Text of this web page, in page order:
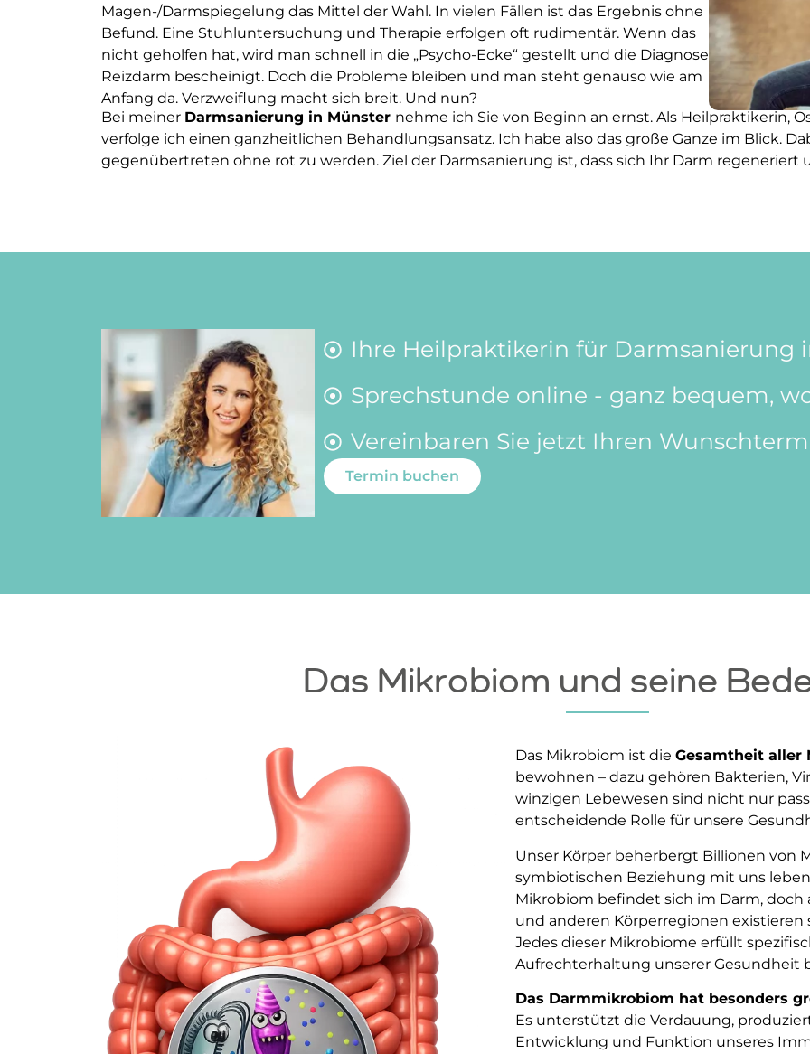
Magen-/Darmspiegelung das Mittel der Wahl. In vielen Fällen ist das Ergebnis ohne
Befund. Eine Stuhluntersuchung und Therapie erfolgen oft rudimentär. Wenn das
nicht geholfen hat, wird man schnell in die „Psycho-Ecke“ gestellt und die Diagnose
Reizdarm bescheinigt. Doch die Probleme bleiben und man steht genauso wie am
Anfang da. Verzweiflung macht sich breit. Und nun?
Bei meiner Darmsanierung in Münster nehme ich Sie von Beginn an ernst. Als Heilpraktikerin,
verfolge ich einen ganzheitlichen Behandlungsansatz. Ich habe also das große Ganze im Blick.
gegenübertreten ohne rot zu werden. Ziel der Darmsanierung ist, dass sich Ihr Darm regeneriert
Ihre Heilpraktikerin für Darmsanierung
Sprechstunde online - ganz bequem,
Vereinbaren Sie jetzt Ihren
Termin buchen
Das Mikrobiom und seine
Das Mikrobiom ist die Gesamtheit aller
bewohnen – dazu gehören Bakterien,
winzigen Lebewesen sind nicht nur
entscheidende Rolle für unsere
Unser Körper beherbergt Billionen von
symbiotischen Beziehung mit uns
Mikrobiom befindet sich im Darm,
und anderen Körperregionen
Jedes dieser Mikrobiome erfüllt
Aufrechterhaltung unserer Gesundheit
Das Darmmikrobiom hat besonders
Es unterstützt die Verdauung,
Entwicklung und Funktion unseres